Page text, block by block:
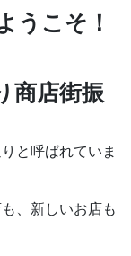
うこそ！
商店街振
と呼ばれていま
、新しいお店も